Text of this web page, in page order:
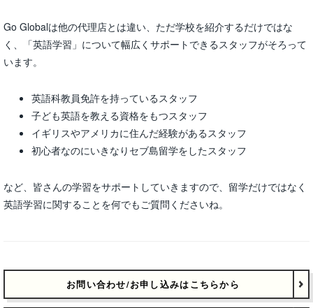
Go Globalは他の代理店とは違い、ただ学校を紹介するだけではな
く、「英語学習」について幅広くサポートできるスタッフがそろって
います。
英語科教員免許を持っているスタッフ
子ども英語を教える資格をもつスタッフ
イギリスやアメリカに住んだ経験があるスタッフ
初心者なのにいきなりセブ島留学をしたスタッフ
など、皆さんの学習をサポートしていきますので、留学だけではなく
英語学習に関することを何でもご質問くださいね。
お問い合わせ/お申し込みはこちらから